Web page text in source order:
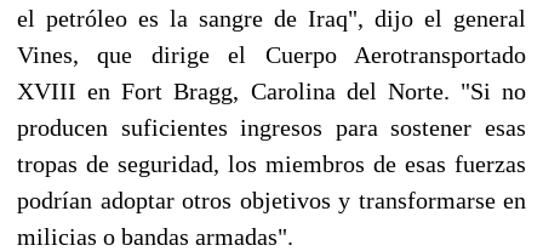
el petróleo es la sangre de Iraq", dijo el general
Vines, que dirige el Cuerpo Aerotransportado
XVIII en Fort Bragg, Carolina del Norte. "Si no
producen suficientes ingresos para sostener esas
tropas de seguridad, los miembros de esas fuerzas
podrían adoptar otros objetivos y transformarse en
milicias o bandas armadas".